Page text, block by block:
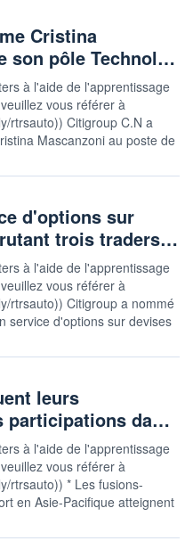
Cristina
son pôle Technol…
à l'aide de l'apprentissage
vous référer à
rtrsauto)) Citigroup C.N a
Mascanzoni au poste de
d'options sur
trois traders…
à l'aide de l'apprentissage
vous référer à
rtrsauto)) Citigroup a nommé
service d'options sur devises
leurs
participations da…
à l'aide de l'apprentissage
vous référer à
rtrsauto)) * Les fusions-
en Asie-Pacifique atteignent